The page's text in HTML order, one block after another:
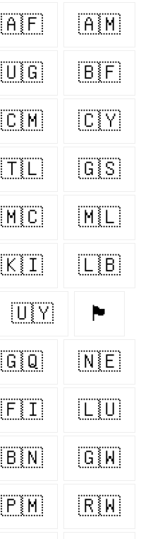
🇦🇫 🇦🇲
🇺🇬 🇧🇫
🇨🇲 🇨🇾
🇹🇱 🇬🇸
🇲🇨 🇲🇱
🇰🇮 🇱🇧
🇺🇾 🏴󠁧󠁢󠁷󠁬󠁳󠁿
🇬🇶 🇳🇪
🇫🇮 🇱🇺
🇧🇳 🇬🇼
🇵🇲 🇷🇼